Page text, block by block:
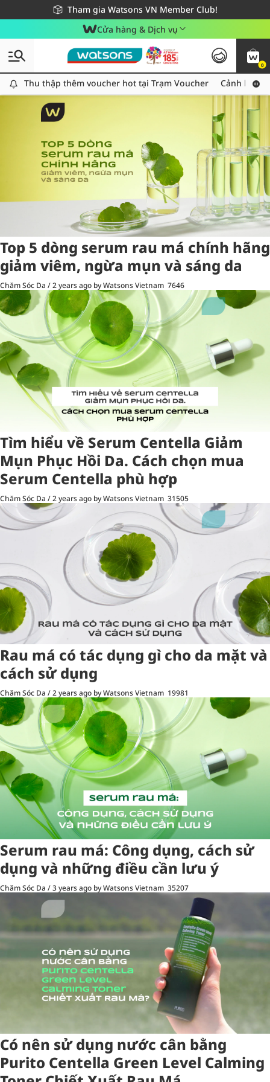
Tham gia Watsons VN Member Club!
Miễn phí giao hàng cho đơn hàng từ 249,000Đ
Giao hàng nhanh 24h - Áp dụng khu vực TP. Hồ Chí Minh
Cửa hàng & Dịch vụ
0
Thu thập thêm voucher hot tại Trạm Voucher
Thu thập thêm voucher hot tại Trạm Voucher Cảnh báo
Tag:rauma5 item(s) found
Top 5 dòng serum rau má chính hãng
giảm viêm, ngừa mụn và sáng da
Chăm Sóc Da /2 years ago by Watsons Vietnam 7646
Tìm hiểu về Serum Centella Giảm
Mụn Phục Hồi Da. Cách chọn mua
Serum Centella phù hợp
Chăm Sóc Da /2 years ago by Watsons Vietnam 31505
Rau má có tác dụng gì cho da mặt và
cách sử dụng
Chăm Sóc Da /2 years ago by Watsons Vietnam 19981
Serum rau má: Công dụng, cách sử
dụng và những điều cần lưu ý
Chăm Sóc Da /3 years ago by Watsons Vietnam 35207
Có nên sử dụng nước cân bằng
Purito Centella Green Level Calming